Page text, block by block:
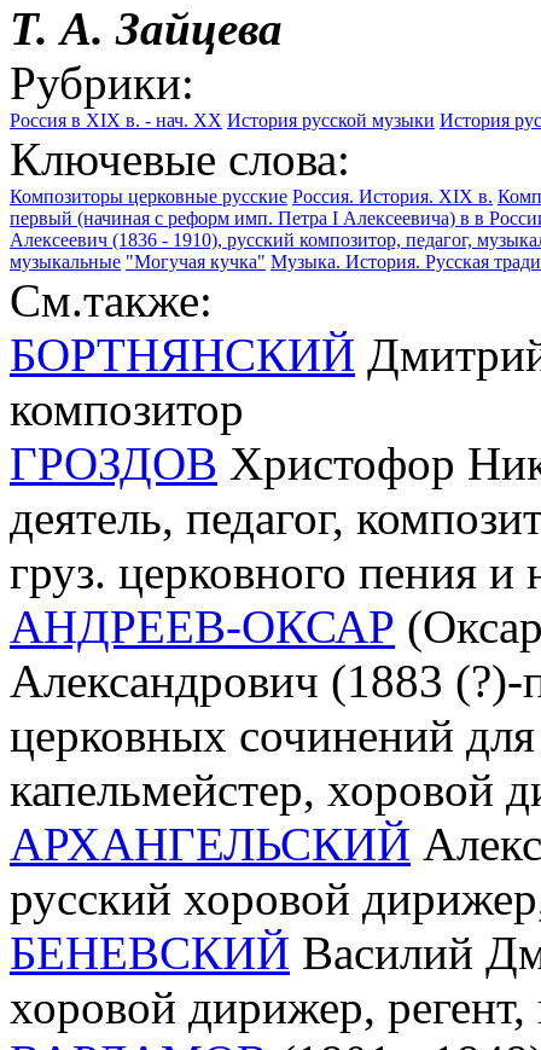
Т. А. Зайцева
Рубрики:
Россия в XIX в. - нач. XX История русской музыки История
Ключевые слова:
Композиторы церковные русские Россия. История. XIX в.
первый (начиная с реформ имп. Петра I Алексеевича) в в
Алексеевич (1836 - 1910), русский композитор, педагог,
музыкальные "Могучая кучка" Музыка. История. Русская
См.также:
БОРТНЯНСКИЙ
композитор
ГРОЗДОВ Христофор
деятель, педагог,
груз. церковного пения
АНДРЕЕВ-ОКСАР
Александрович (1883 (?)-
церковных сочинений
капельмейстер, хоровой
АРХАНГЕЛЬСКИЙ
русский хоровой
БЕНЕВСКИЙ Василий
хоровой дирижер, регент,